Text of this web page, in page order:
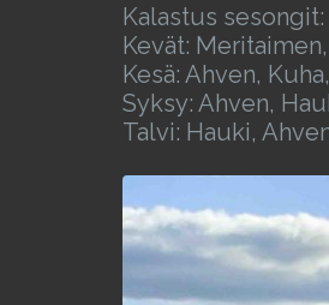
Kalastus sesongit:
Kevät:
Kesä: Ahven,
Syksy: Ahven,
Talvi: Hauki,